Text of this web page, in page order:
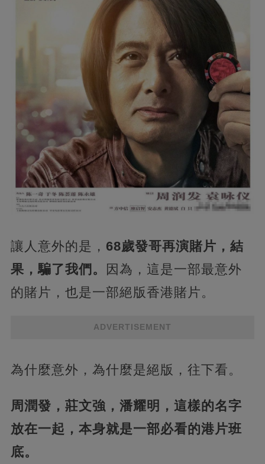
讓人意外的是， 68歲發哥再演賭片，結
果，騙了我們。
因為，這是一部最意外
的賭片，也是一部絕版香港賭片。
ADVERTISEMENT
為什麼意外，為什麼是絕版，往下看。
周潤發，莊文強，潘耀明，這樣的名字
放在一起，本身就是一部必看的港片班
底。